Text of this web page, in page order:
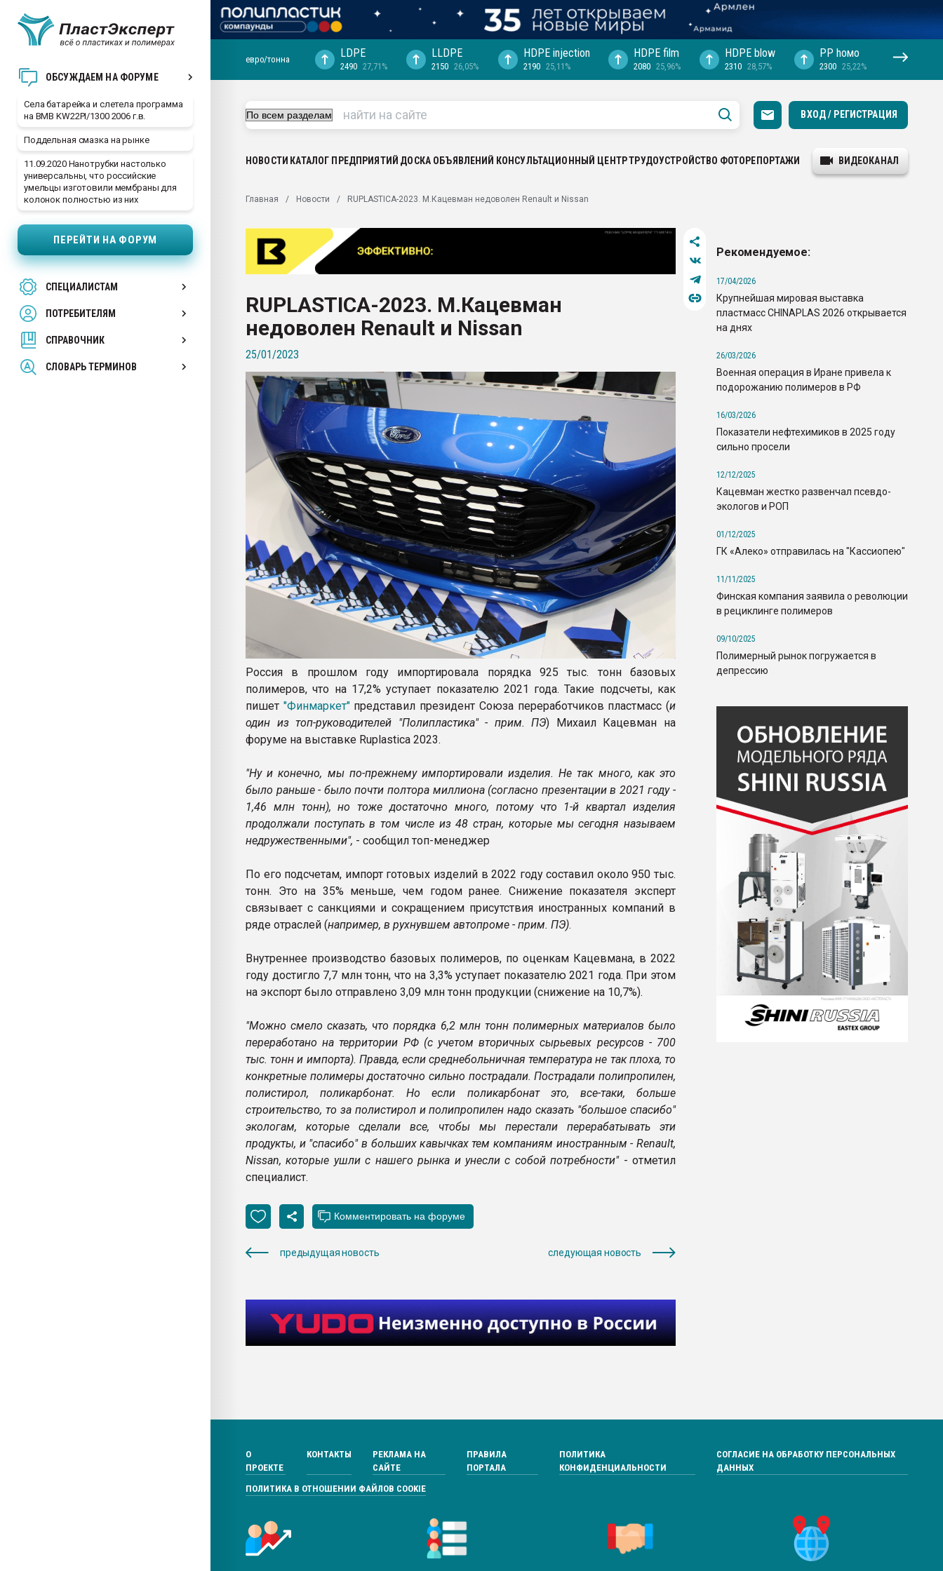
ОБСУЖДАЕМ НА ФОРУМЕ
Села батарейка и слетела программа
на BMB KW22PI/1300 2006 г.в.
Поддельная смазка на рынке
11.09.2020 Нанотрубки настолько
универсальны, что российские
умельцы изготовили мембраны для
колонок полностью из них
ПЕРЕЙТИ НА ФОРУМ
СПЕЦИАЛИСТАМ
ПОТРЕБИТЕЛЯМ
СПРАВОЧНИК
СЛОВАРЬ ТЕРМИНОВ
Помощь в подборе материала
ближайшее подмосковье, с.-в.
28.07.2026 Автоматизация выходит на
28.07.2026 "Технониколь" довольна
ситуацией на строительном рынке
Материал поверхности пуансона для
вакуумного формования
евро/тонна LDPE
2490 27,71%
LLDPE
2150 26,05%
HDPE injection
2190 25,11%
HDPE film
2080 25,96%
HDPE blow
2310 28,57%
PP hомо
2300 25,22%
ВХОД / РЕГИСТРАЦИЯ
НОВОСТИ КАТАЛОГ ПРЕДПРИЯТИЙ ДОСКА ОБЪЯВЛЕНИЙ КОНСУЛЬТАЦИОННЫЙ ЦЕНТРТРУДОУСТРОЙСТВО ФОТОРЕПОРТАЖИ ВИДЕОКАНАЛ
Главная Новости RUPLASTICA-2023. М.Кацевман недоволен Renault и Nissan
RUPLASTICA-2023. М.Кацевман
недоволен Renault и Nissan
25/01/2023
Россия в прошлом году импортировала порядка 925 тыс. тонн базовых
полимеров, что на 17,2% уступает показателю 2021 года. Такие подсчеты, как
пишет "Финмаркет"представил президент Союза переработчиков пластмасс (и
один из топ-руководителей "Полипластика" - прим. ПЭ) Михаил Кацевман на
форуме на выставке Ruplastica 2023.
"Ну и конечно, мы по-прежнему импортировали изделия. Не так много, как это
было раньше - было почти полтора миллиона (согласно презентации в 2021 году -
1,46 млн тонн), но тоже достаточно много, потому что 1-й квартал изделия
продолжали поступать в том числе из 48 стран, которые мы сегодня называем
недружественными", - сообщил топ-менеджер
По его подсчетам, импорт готовых изделий в 2022 году составил около 950 тыс.
тонн. Это на 35% меньше, чем годом ранее. Снижение показателя эксперт
связывает с санкциями и сокращением присутствия иностранных компаний в
ряде отраслей (например, в рухнувшем автопроме - прим. ПЭ).
Внутреннее производство базовых полимеров, по оценкам Кацевмана, в 2022
году достигло 7,7 млн тонн, что на 3,3% уступает показателю 2021 года. При этом
на экспорт было отправлено 3,09 млн тонн продукции (снижение на 10,7%).
"Можно смело сказать, что порядка 6,2 млн тонн полимерных материалов было
переработано на территории РФ (с учетом вторичных сырьевых ресурсов - 700
тыс. тонн и импорта). Правда, если среднебольничная температура не так плоха, то
конкретные полимеры достаточно сильно пострадали. Пострадали полипропилен,
полистирол, поликарбонат. Но если поликарбонат это, все-таки, больше
строительство, то за полистирол и полипропилен надо сказать "большое спасибо"
экологам, которые сделали все, чтобы мы перестали перерабатывать эти
продукты, и "спасибо" в больших кавычках тем компаниям иностранным - Renault,
Nissan, которые ушли с нашего рынка и унесли с собой потребности" - отметил
специалист.
предыдущая новость следующая новость
Рекомендуемое:
17/04/2026
Крупнейшая мировая выставка
пластмасс CHINAPLAS 2026 открывается
на днях
26/03/2026
Военная операция в Иране привела к
подорожанию полимеров в РФ
16/03/2026
Показатели нефтехимиков в 2025 году
сильно просели
12/12/2025
Кацевман жестко развенчал псевдо-
экологов и РОП
01/12/2025
ГК «Алеко» отправилась на "Кассиопею"
11/11/2025
Финская компания заявила о революции
в рециклинге полимеров
09/10/2025
Полимерный рынок погружается в
депрессию
О
ПРОЕКТЕ
КОНТАКТЫ
РЕКЛАМА НА
САЙТЕ
ПРАВИЛА
ПОРТАЛА
ПОЛИТИКА
КОНФИДЕНЦИАЛЬНОСТИ
СОГЛАСИЕ НА ОБРАБОТКУ ПЕРСОНАЛЬНЫХ
ДАННЫХ
ПОЛИТИКА В ОТНОШЕНИИ ФАЙЛОВ COOKIE